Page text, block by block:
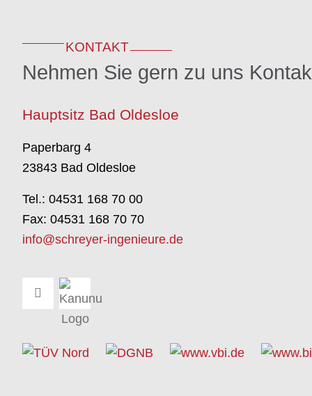
KONTAKT
Nehmen Sie gern zu uns
Hauptsitz Bad Oldesloe
Paperbarg 4
23843 Bad Oldesloe
Tel.: 04531 168 70 00
Fax: 04531 168 70 70
info@schreyer-ingenieure.de